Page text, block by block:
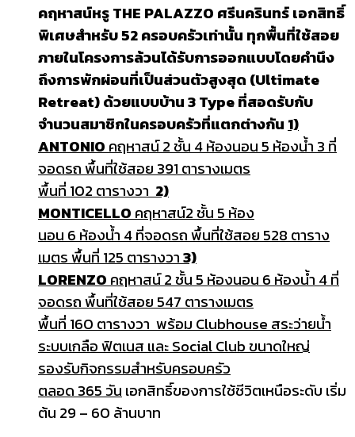
คฤหาสน์หรูTHE PALAZZO ศรีนครินทร์ เอกสิทธิ์
พิเศษสำหรับ 52 ครอบครัวเท่านั้น ทุกพื้นที่ใช้สอย
ภายในโครงการล้วนได้รับการออกแบบโดยคำนึง
ถึงการพักผ่อนที่เป็นส่วนตัวสูงสุด (Ultimate
Retreat) ด้วยแบบบ้าน 3 Type ที่สอดรับกับ
จำนวนสมาชิกในครอบครัวที่แตกต่างกัน 1)
ANTONIO คฤหาสน์2 ชั้น 4 ห้องนอน 5 ห้องน้ำ 3 ที่
จอดรถ พื้นที่ใช้สอย 391 ตารางเมตร
พื้นที่ 102 ตารางวา 2)
MONTICELLO คฤหาสน์2 ชั้น 5 ห้อง
นอน 6 ห้องน้ำ 4 ที่จอดรถ พื้นที่ใช้สอย 528 ตาราง
เมตร พื้นที่ 125 ตารางวา3)
LORENZO คฤหาสน์ 2 ชั้น 5 ห้องนอน 6 ห้องน้ำ 4 ที่
จอดรถ พื้นที่ใช้สอย 547 ตารางเมตร
พื้นที่ 160 ตารางวา พร้อม Clubhouse สระว่ายน้ำ
ระบบเกลือ ฟิตเนส และ Social Club ขนาดใหญ่
รองรับกิจกรรมสำหรับครอบครัว
ตลอด 365 วัน เอกสิทธิ์ของการใช้ชีวิตเหนือระดับ เริ่ม
ต้น 29 – 60 ล้านบาท